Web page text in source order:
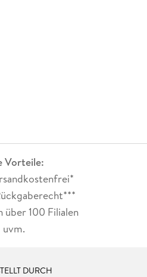
Vorteile:
über 100 Filialen
uvm.
DURCH